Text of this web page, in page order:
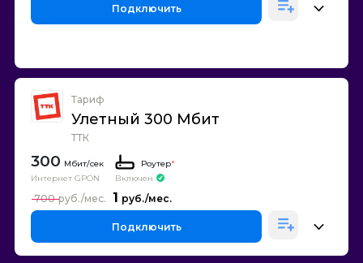
Подключить
Тариф
Улетный 300 Мбит
ТТК
300
Интернет GPON
Роутер*
Включен
1
700
Подключить